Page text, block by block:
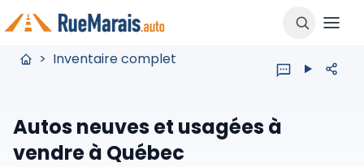
> Inventaire complet
Autos neuves et usagées à
vendre à Québec